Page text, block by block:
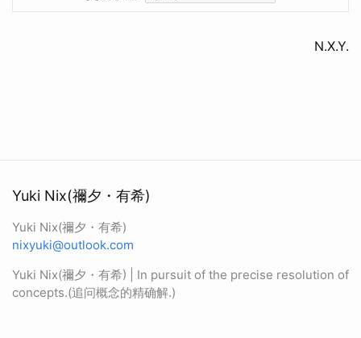
N.X.Y.
Yuki Nix(禰夕・有希)
Yuki Nix(禰夕・有希)
nixyuki@outlook.com
Yuki Nix(禰夕・有希) | In pursuit of the precise resolution of
concepts.(追问概念的精确解.)